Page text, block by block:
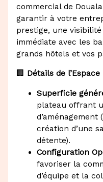
commercial de
garantir à votre
prestige, une
immédiate avec les
grands hôtels et vos
🏢 Détails de
Superficie
plateau offrant
création d’une
détente).
Configuration
favoriser la
d’équipe et la